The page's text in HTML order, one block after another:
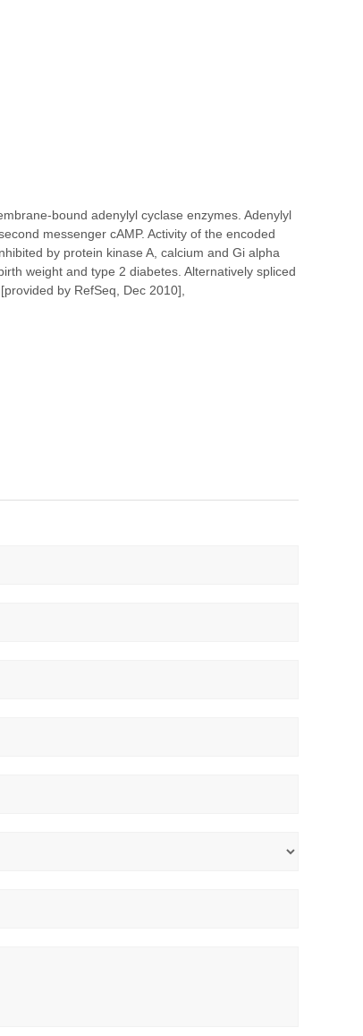
bound adenylyl cyclase enzymes. Adenylyl
messenger cAMP. Activity of the encoded
by protein kinase A, calcium and Gi alpha
weight and type 2 diabetes. Alternatively spliced
by RefSeq, Dec 2010],